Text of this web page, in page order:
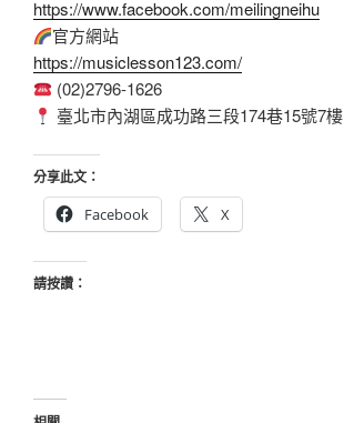
https://www.facebook.com/meilingneihu
官方網站
https://musiclesson123.com/
(02)2796-1626
臺北市內湖區成功路三段174巷15號7樓
分享此文：
Facebook
X
請按讚：